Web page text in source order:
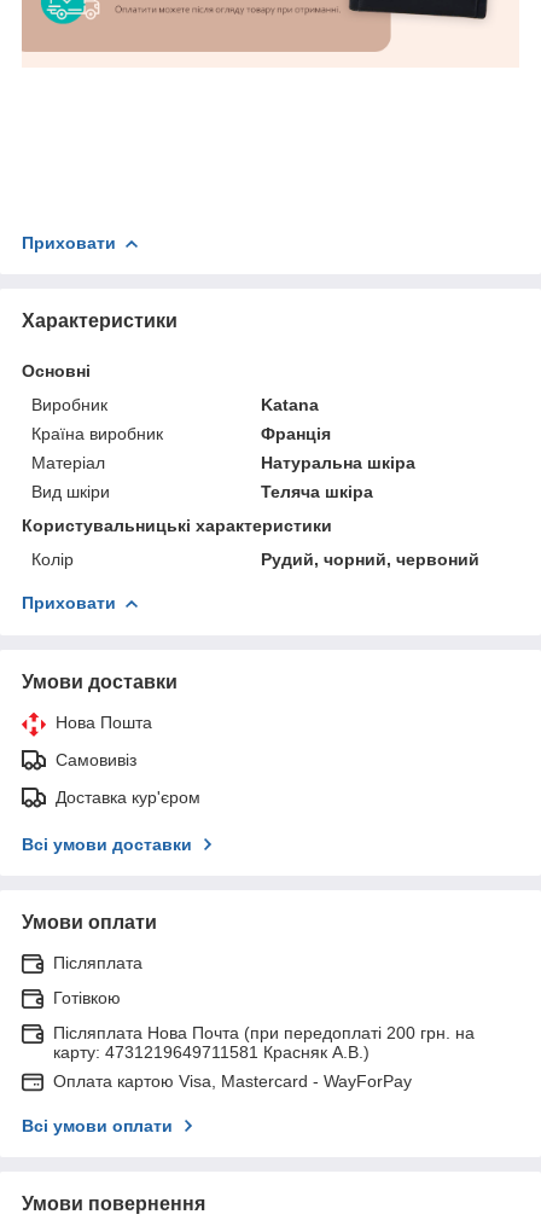
Приховати
Характеристики
Основні
Виробник
Katana
Країна виробник
Франція
Матеріал
Натуральна шкіра
Вид шкіри
Теляча шкіра
Користувальницькі характеристики
Колір
Рудий, чорний, червоний
Приховати
Умови доставки
Нова Пошта
Самовивіз
Доставка кур'єром
Всі умови доставки
Умови оплати
Післяплата
Готівкою
Післяплата Нова Почта (при передоплаті 200 грн. на
карту: 4731219649711581 Красняк А.В.)
Оплата картою Visa, Mastercard - WayForPay
Всі умови оплати
Умови повернення